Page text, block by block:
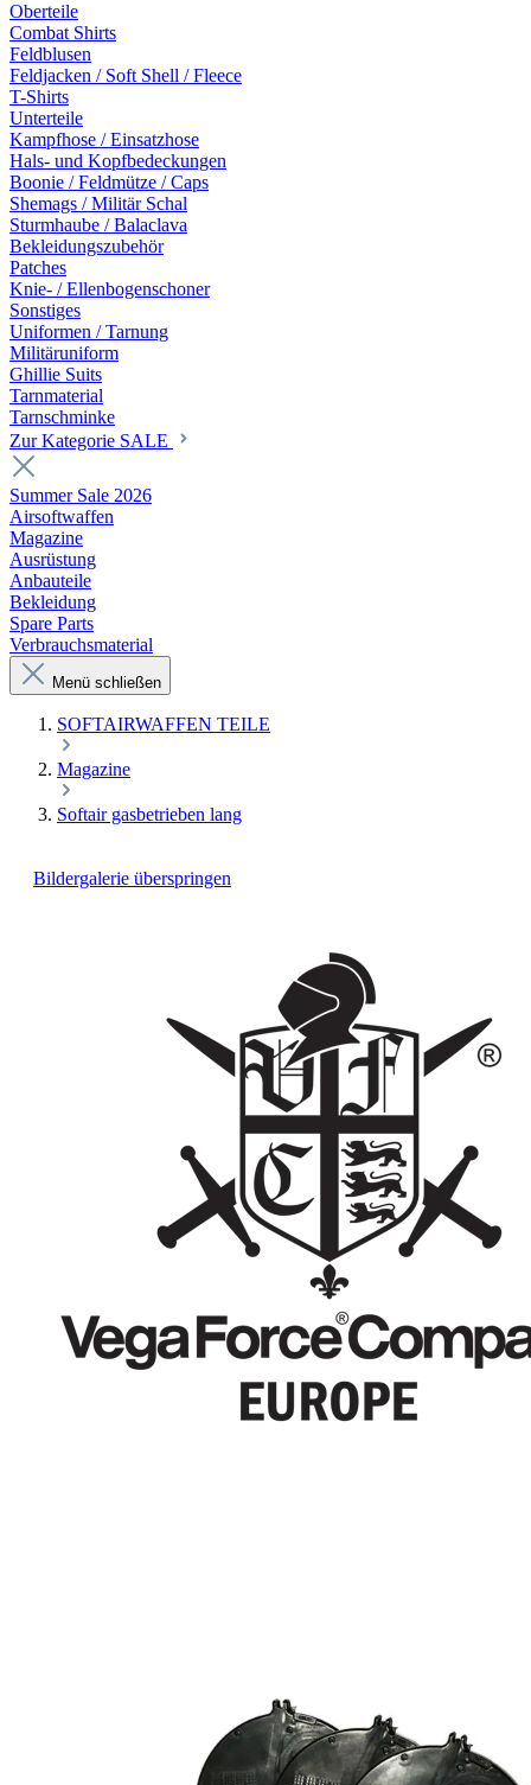
Oberteile
Combat Shirts
Feldblusen
Feldjacken / Soft Shell / Fleece
T-Shirts
Unterteile
Kampfhose / Einsatzhose
Hals- und Kopfbedeckungen
Boonie / Feldmütze / Caps
Shemags / Militär Schal
Sturmhaube / Balaclava
Bekleidungszubehör
Patches
Knie- / Ellenbogenschoner
Sonstiges
Uniformen / Tarnung
Militäruniform
Ghillie Suits
Tarnmaterial
Tarnschminke
Zur Kategorie SALE
Summer Sale 2026
Airsoftwaffen
Magazine
Ausrüstung
Anbauteile
Bekleidung
Spare Parts
Verbrauchsmaterial
Menü schließen
SOFTAIRWAFFEN TEILE
Magazine
Softair gasbetrieben lang
Bildergalerie überspringen